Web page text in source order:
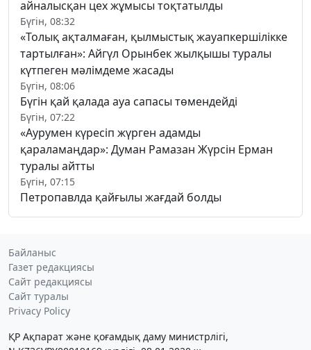
айналысқан цех жұмысы тоқтатылды
Бүгін, 08:32
«Толық ақталмаған, қылмыстық жауапкершілікке
тартылған»: Айгүл Орынбек жылқышы туралы
күтпеген мәлімдеме жасады
Бүгін, 08:06
Бүгін қай қалада ауа сапасы төмендейді
Бүгін, 07:22
«Аурумен күресіп жүрген адамды
қараламаңдар»: Думан Рамазан Жүрсін Ерман
туралы айтты
Бүгін, 07:15
Петропавлда қайғылы жағдай болды
Байланыс
Газет редакциясы
Сайт редакциясы
Сайт туралы
Privacy Policy
ҚР Ақпарат және қоғамдық даму министрлігі,